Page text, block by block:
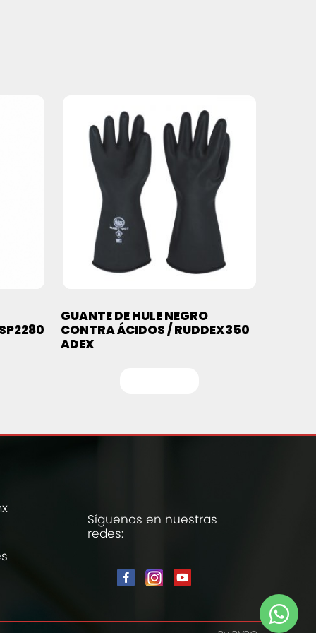
GUANTE DE HULE NEGRO
CONTRA ÁCIDOS / RUDDEX350
ADEX
Síguenos en nuestras
redes: